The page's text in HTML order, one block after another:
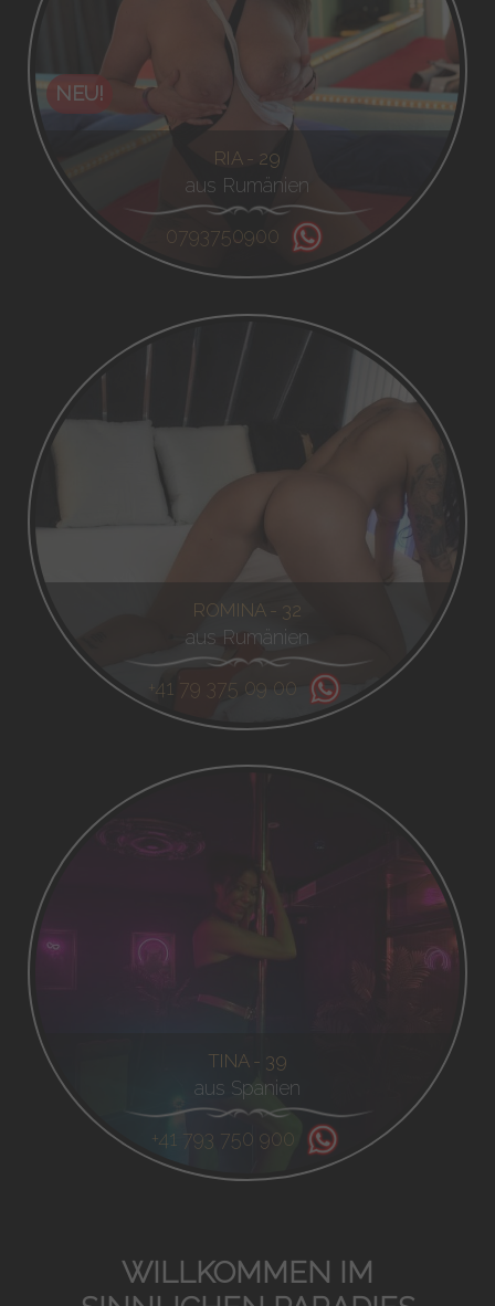
NEU!
RIA - 29
aus Rumänien
0793750900
ROMINA - 32
aus Rumänien
+41 79 375 09 00
TINA - 39
aus Spanien
+41 793 750 900
WILLKOMMEN IM